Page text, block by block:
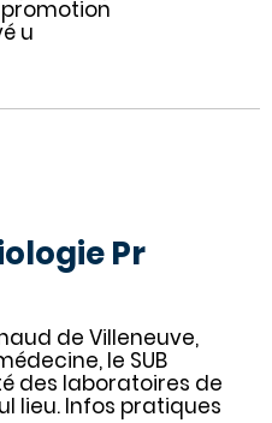
promotion
u
Pr
de Villeneuve,
le SUB
des laboratoires de
lieu. Infos pratiques